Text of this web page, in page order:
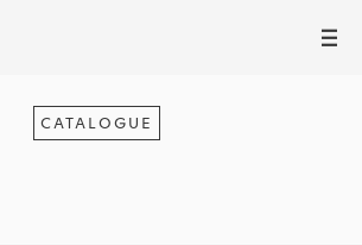
III
CATALOGUE